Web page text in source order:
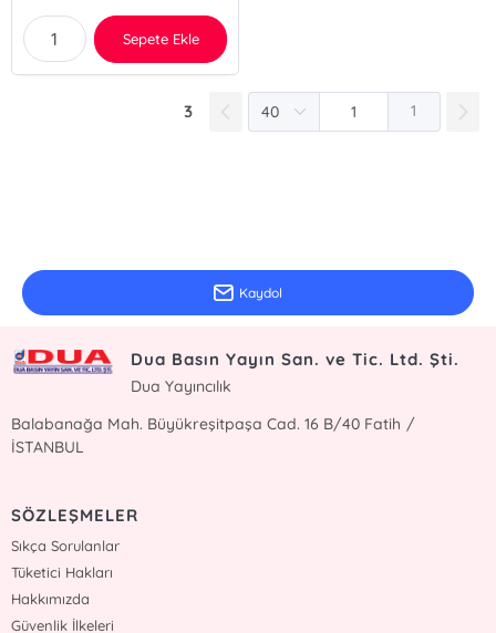
Sepete Ekle
3 1
Kaydol
Dua Basın Yayın San. ve Tic. Ltd. Şti.
Dua Yayıncılık
Balabanağa Mah. Büyükreşitpaşa Cad. 16 B/40 Fatih /
İSTANBUL
SÖZLEŞMELER
Sıkça Sorulanlar
Tüketici Hakları
Hakkımızda
Güvenlik İlkeleri